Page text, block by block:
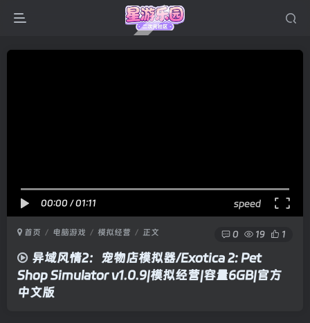
00:00 /01:11 speed
首页 电脑游戏 模拟经营 正文 0 19 1
异域风情2：宠物店模拟器/Exotica 2: Pet
Shop Simulator v1.0.9|模拟经营|容量6GB|官方
中文版